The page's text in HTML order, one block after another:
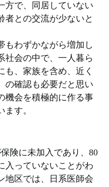
方で、同居していない
者との交流が少ないと
もわずかながら増加し
社会の中で、一人暮ら
も、家族を含め、近く
の確認も必要だと思い
機会を積極的に作る事
す。
険に未加入であり、80
入っていないことがわ
地区では、日系医師会